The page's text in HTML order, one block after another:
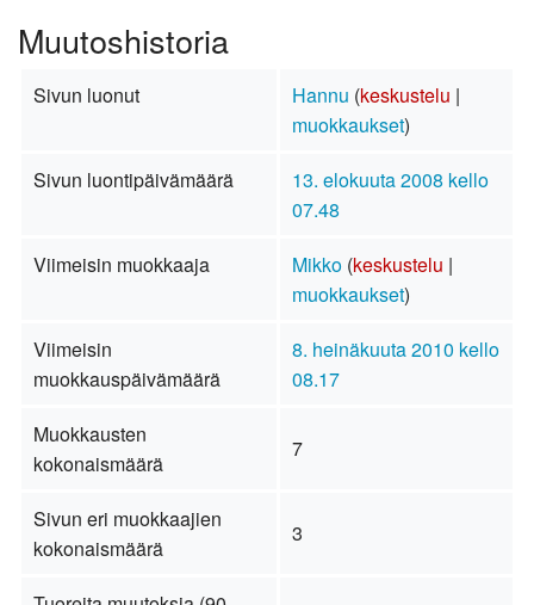
Muutoshistoria
Sivun luonut Hannu (keskustelu |
muokkaukset)
Sivun luontipäivämäärä
13. elokuuta 2008 kello
07.48
Viimeisin muokkaaja
Mikko (keskustelu |
muokkaukset)
Viimeisin
muokkauspäivämäärä
8. heinäkuuta 2010 kello
08.17
Muokkausten
kokonaismäärä
7
Sivun eri muokkaajien
kokonaismäärä
3